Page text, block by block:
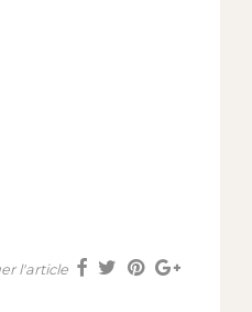
l'article